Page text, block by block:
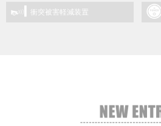
衝突被害軽減装置